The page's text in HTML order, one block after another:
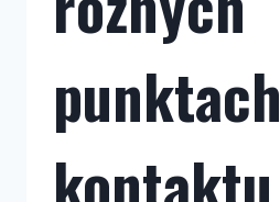
punktach
kontaktu